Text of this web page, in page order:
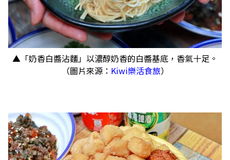
▲「奶香白醬沾麵」以濃醇奶香的白醬基底，香氣十足。
（圖片來源： Kiwi樂活食旅）